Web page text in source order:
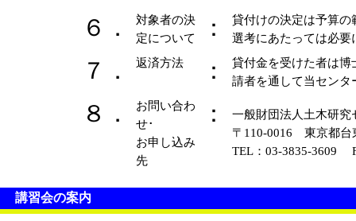
６．
対象者の決
定について
：
貸付けの決定は予算
選考にあたっては必
７． 返済方法 ：
貸付金を受けた者は
請者を通して当センタ
８．
お問い合わ
せ･
お申し込み
先
：
一般財団法人
〒110-0016 東
TEL：03-3835-3609
講習会の案内